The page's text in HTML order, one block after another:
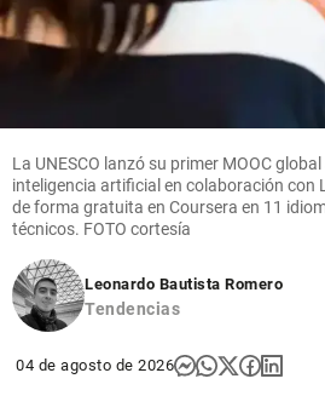
La UNESCO lanzó su primer MOOC
inteligencia artificial en colaboración con
de forma gratuita en Coursera en 11
técnicos. FOTO cortesía
Leonardo Bautista Romero
Tendencias
04 de agosto de 2026